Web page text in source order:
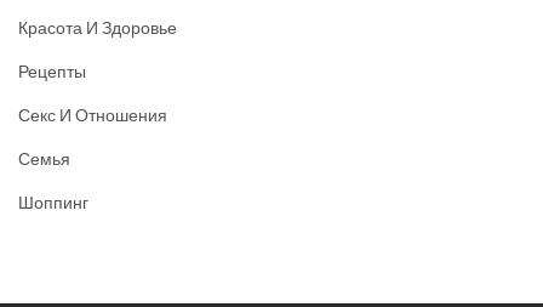
Красота И Здоровье
Рецепты
Секс И Отношения
Семья
Шоппинг